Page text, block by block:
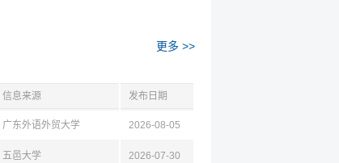
更多 >>
信息来源 发布日期
广东外语外贸大学 2026-08-05
五邑大学 2026-07-30